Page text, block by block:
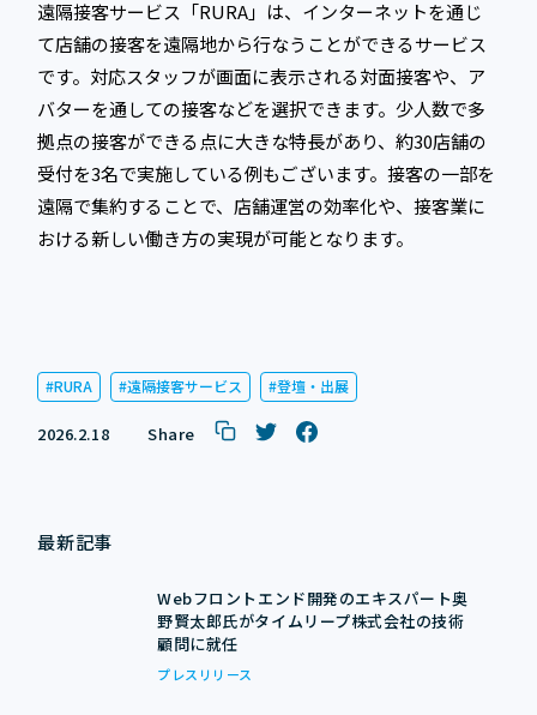
遠隔接客サービス「RURA」は、インターネットを通じ
て店舗の接客を遠隔地から行なうことができるサービス
です。対応スタッフが画面に表示される対面接客や、ア
バターを通しての接客などを選択できます。少人数で多
拠点の接客ができる点に大きな特長があり、約30店舗の
受付を3名で実施している例もございます。接客の一部を
遠隔で集約することで、店舗運営の効率化や、接客業に
おける新しい働き方の実現が可能となります。
RURA 遠隔接客サービス 登壇・出展
2026.2.18 Share
最新記事
Webフロントエンド開発のエキスパート奥
野賢太郎氏がタイムリープ株式会社の技術
顧問に就任
プレスリリース